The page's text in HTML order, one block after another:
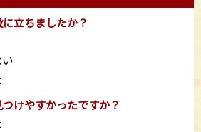
立ちましたか？
けやすかったですか？